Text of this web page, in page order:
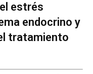
estrés
endocrino y
tratamiento